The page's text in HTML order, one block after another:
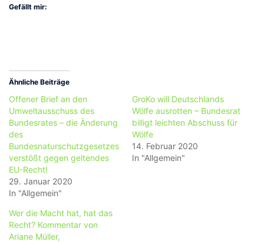
Gefällt mir:
Ähnliche Beiträge
Offener Brief an den
Umweltausschuss des
Bundesrates – die Änderung
des
Bundesnaturschutzgesetzes
verstößt gegen geltendes
EU-Recht!
29. Januar 2020
In "Allgemein"
GroKo will Deutschlands
Wölfe ausrotten – Bundesrat
billigt leichten Abschuss für
Wölfe
14. Februar 2020
In "Allgemein"
Wer die Macht hat, hat das
Recht? Kommentar von
Ariane Müller,